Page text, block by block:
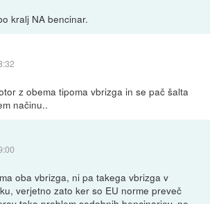
kralj NA bencinar.
z obema tipoma vbrizga in se pač šalta
načinu..
oba vbrizga, ni pa takega vbrizga v
verjetno zato ker so EU norme preveč